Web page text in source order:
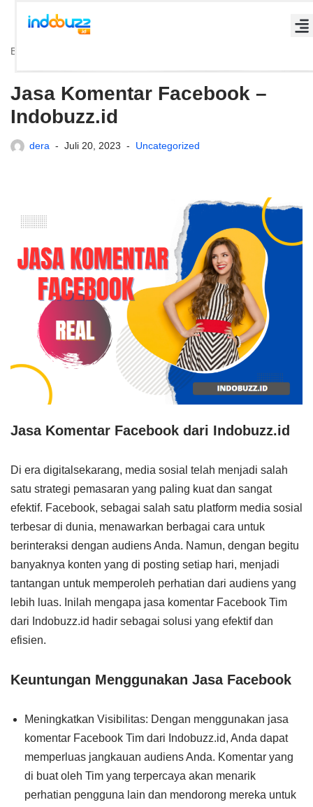
ke
Beranda
Jasa Komentar Facebook –
Indobuzz.id
dera Juli 20, 2023 Uncategorized
Jasa Komentar Facebook dari Indobuzz.id
Di era digitalsekarang, media sosial telah menjadi salah
satu strategi pemasaran yang paling kuat dan sangat
efektif. Facebook, sebagai salah satu platform media sosial
terbesar di dunia, menawarkan berbagai cara untuk
berinteraksi dengan audiens Anda. Namun, dengan begitu
banyaknya konten yang di posting setiap hari, menjadi
tantangan untuk memperoleh perhatian dari audiens yang
lebih luas. Inilah mengapa jasa komentar Facebook Tim
dari Indobuzz.id hadir sebagai solusi yang efektif dan
efisien.
Keuntungan Menggunakan Jasa Facebook
Meningkatkan Visibilitas: Dengan menggunakan jasa
komentar Facebook Tim dari Indobuzz.id, Anda dapat
memperluas jangkauan audiens Anda. Komentar yang
di buat oleh Tim yang terpercaya akan menarik
perhatian pengguna lain dan mendorong mereka untuk